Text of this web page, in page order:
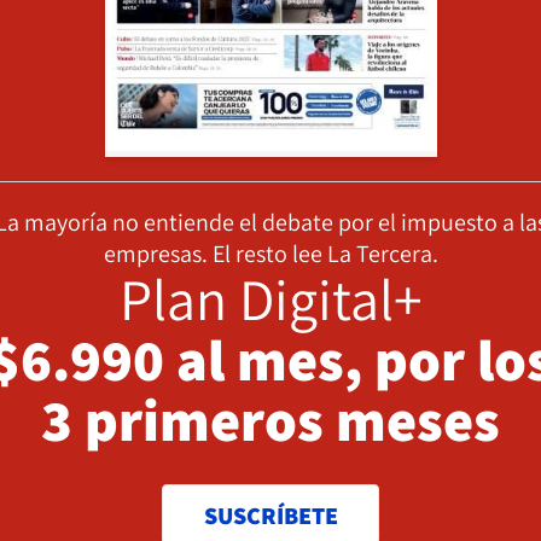
mayoría no entiende el debate por el impuesto a
empresas. El resto lee La Tercera.
Plan Digital+
al mes, por
3 primeros meses
SUSCRÍBETE